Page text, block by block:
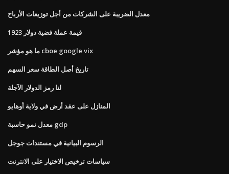
معدل الضريبة على الشركات من أجل توزيعات الأرباح
قيمة عملة فضية دولار 1923
ما هو مؤشر cboe google vix
تاريخ أصل الطاقة سعر السهم
لنا رمز الدولار الآجلة
المنازل على عقد أرض في ولاية أوهايو
معدل نمو حاسبة gdp
الرسوم البيانية في مستندات جوجل
سياسات ترخيص الاختيار على الانترنت